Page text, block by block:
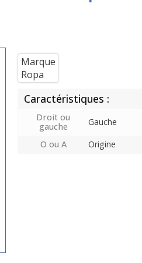
Caractéristiques :
Droit ou
gauche
Gauche
O ou A
Origine
Marque
Ropa